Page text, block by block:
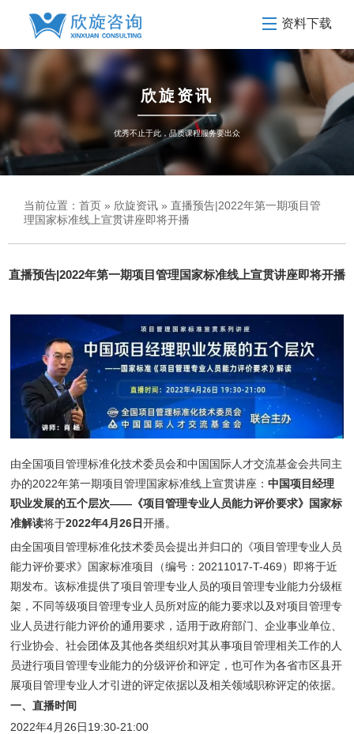
资料下载
欣旋资讯
优秀不止于此，品质课程服务要出众
当前位置： 首页 » 欣旋资讯 » 直播预告|2022年第一期项目管
理国家标准线上宣贯讲座即将开播
直播预告|2022年第一期项目管理国家标准线上宣贯讲座即将开播
由全国项目管理标准化技术委员会和中国国际人才交流基金会共同主
办的2022年第一期项目管理国家标准线上宣贯讲座：中国项目经理
职业发展的五个层次——《项目管理专业人员能力评价要求》国家标
准解读将于2022年4月26日开播。
由全国项目管理标准化技术委员会提出并归口的《项目管理专业人员
能力评价要求》国家标准项目（编号：20211017-T-469）即将于近
期发布。该标准提供了项目管理专业人员的项目管理专业能力分级框
架，不同等级项目管理专业人员所对应的能力要求以及对项目管理专
业人员进行能力评价的通用要求，适用于政府部门、企业事业单位、
行业协会、社会团体及其他各类组织对其从事项目管理相关工作的人
员进行项目管理专业能力的分级评价和评定，也可作为各省市区县开
展项目管理专业人才引进的评定依据以及相关领域职称评定的依据。
一、直播时间
2022年4月26日19:30-21:00